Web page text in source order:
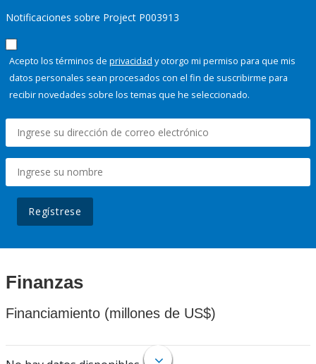
Notificaciones sobre Project P003913
Acepto los términos de privacidad y otorgo mi permiso para que mis
datos personales sean procesados con el fin de suscribirme para
recibir novedades sobre los temas que he seleccionado.
Regístrese
Finanzas
Financiamiento (millones de US$)